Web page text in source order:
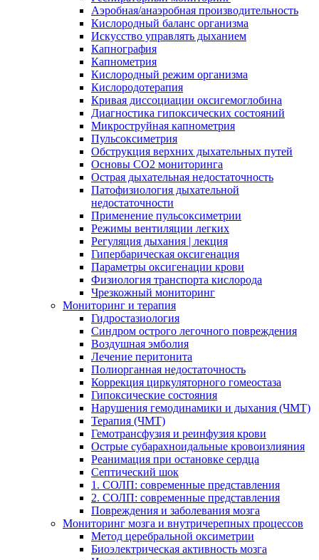
Аэробная/анаэробная производительность
Кислородный баланс организма
Искусство управлять дыханием
Капнография
Капнометрия
Кислородный режим организма
Кислородотерапия
Кривая диссоциации оксигемоглобина
Диагностика гипоксических состояний
Микроструйная капнометрия
Пульсоксиметрия
Обструкция верхних дыхательных путей
Основы СО2 мониторинга
Острая дыхательная недостаточность
Патофизиология дыхательной
недостаточности
Применение пульсоксиметрии
Режимы вентиляции легких
Регуляция дыхания | лекция
Гипербарическая оксигенация
Параметры оксигенации крови
Физиология транспорта кислорода
Чрезкожный мониторинг
Мониторинг и терапия
Гидростазиология
Cиндром острого легочного повреждения
Воздушная эмболия
Лечение перитонита
Полиорганная недостаточность
Коррекция циркуляторного гомеостаза
Гипоксические состояния
Нарушения гемодинамики и дыхания (ЧМТ)
Терапия (ЧМТ)
Гемотрансфузия и реинфузия крови
Острые субарахноидальные кровоизлияния
Реанимация при остановке сердца
Септический шок
1. СОЛП: современные представления
2. СОЛП: современные представления
Повреждения и заболевания мозга
Мониторинг мозга и внутричерепных процессов
Метод церебральной оксиметрии
Биоэлектрическая активность мозга